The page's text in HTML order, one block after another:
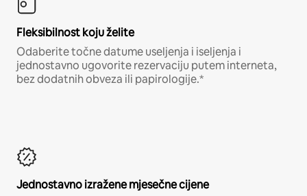
Fleksibilnost koju želite
Odaberite točne datume useljenja i iseljenja i
jednostavno ugovorite rezervaciju putem interneta,
bez dodatnih obveza ili papirologije.*
Jednostavno izražene mjesečne cijene